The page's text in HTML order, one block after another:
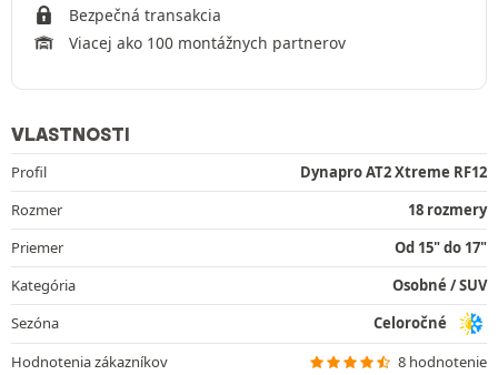
Bezpečná transakcia
Viacej ako 100 montážnych partnerov
VLASTNOSTI
Profil
Dynapro AT2 Xtreme RF12
Rozmer
18 rozmery
Priemer
Od 15" do 17"
Kategória
Osobné / SUV
Sezóna
Celoročné
Hodnotenia zákazníkov
8 hodnotenie